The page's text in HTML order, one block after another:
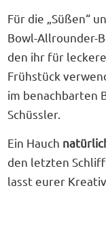
Für die „Süßen“
Bowl-Allrounder-
den ihr für
Frühstück
im benachbarten
Schüssler.
Ein Hauch
den letzten
lasst eurer